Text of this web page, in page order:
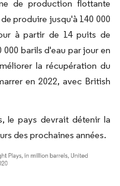
de production flottante
produire jusqu'à 140 000
à partir de 14 puits de
barils d'eau par jour en
la récupération du
en 2022, avec British
le pays devrait détenir la
des prochaines années.